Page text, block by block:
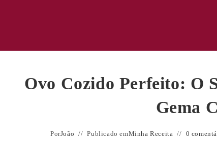
Ovo Cozido Perfeito: O
Gema
PorJoão Publicado emMinha Receita 0